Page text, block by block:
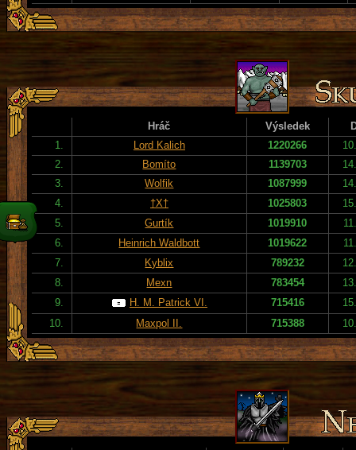
Hráč Výsledek
1.
Lord Kalich 1220266
2.
Bomíto 1139703
3.
Wolfik 1087999
4.
†X† 1025803
5.
Gurtík 1019910
6.
Heinrich Waldbott 1019622
7.
Kyblix 789232
8.
Mexn 783454
9.
H. M. Patrick VI. 715416
10.
Maxpol II. 715388